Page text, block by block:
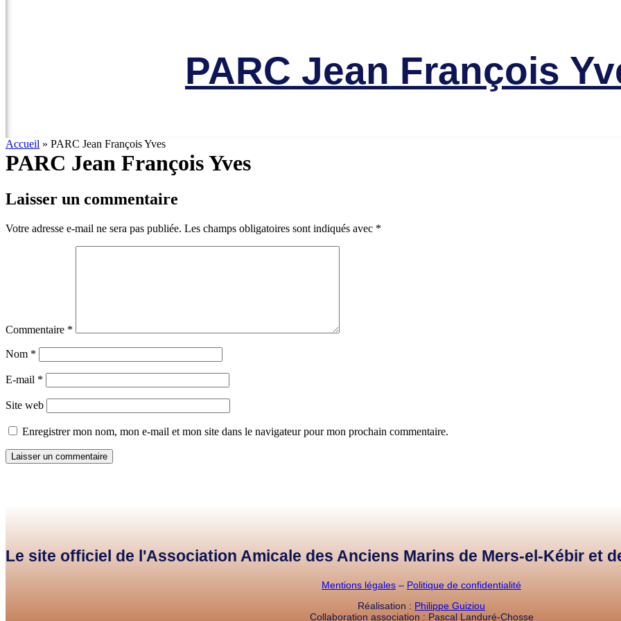
PARC Jean François
Accueil » PARC Jean François Yves
PARC Jean François Yves
Laisser un commentaire
Votre adresse e-mail ne sera pas publiée. Les champs obligatoires sont indiqués avec *
Commentaire *
Nom *
E-mail *
Site web
Enregistrer mon nom, mon e-mail et mon site dans le navigateur pour mon prochain commentaire.
Le site officiel de l'Association Amicale des Anciens Marins de Mers-el-Kébir et
Mentions légales – Politique de confidentialité
Réalisation : Philippe Guiziou
Collaboration association : Pascal Landuré-Chosse